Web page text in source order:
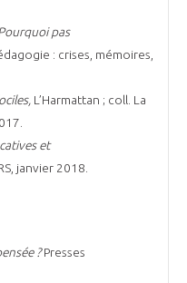
pas
: crises, mémoires,
L’Harmattan ; coll. La
et
janvier 2018.
?Presses